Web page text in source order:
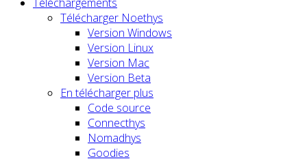
Télécharger Noethys
Version Windows
Version Linux
Version Mac
Version Beta
En télécharger plus
Code source
Connecthys
Nomadhys
Goodies